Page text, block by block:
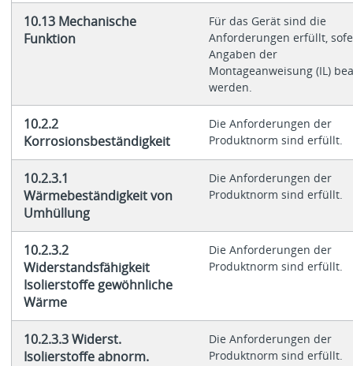
10.13 Mechanische
Funktion
Für das Gerät sind die
Anforderungen erfüllt,
Angaben der
Montageanweisung (IL)
werden.
10.2.2
Korrosionsbeständigkeit
Die Anforderungen der
Produktnorm sind erfüllt.
10.2.3.1
Wärmebeständigkeit von
Umhüllung
Die Anforderungen der
Produktnorm sind erfüllt.
10.2.3.2
Widerstandsfähigkeit
Isolierstoffe gewöhnliche
Wärme
Die Anforderungen der
Produktnorm sind erfüllt.
10.2.3.3 Widerst.
Isolierstoffe abnorm.
Die Anforderungen der
Produktnorm sind erfüllt.